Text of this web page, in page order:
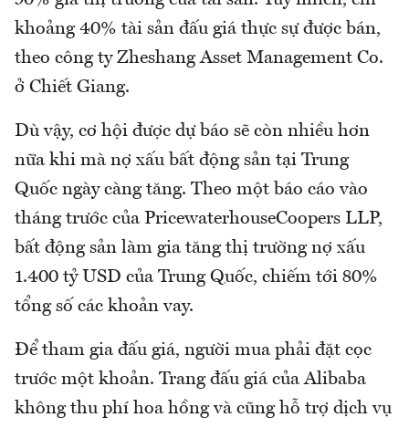
khoảng 40% tài sản đấu giá thực sự được bán,
theo công ty Zheshang Asset Management Co.
ở Chiết Giang.
Dù vậy, cơ hội được dự báo sẽ còn nhiều hơn
nữa khi mà nợ xấu bất động sản tại Trung
Quốc ngày càng tăng. Theo một báo cáo vào
tháng trước của PricewaterhouseCoopers LLP,
bất động sản làm gia tăng thị trường nợ xấu
1.400 tỷ USD của Trung Quốc, chiếm tới 80%
tổng số các khoản vay.
Để tham gia đấu giá, người mua phải đặt cọc
trước một khoản. Trang đấu giá của Alibaba
không thu phí hoa hồng và cũng hỗ trợ dịch vụ